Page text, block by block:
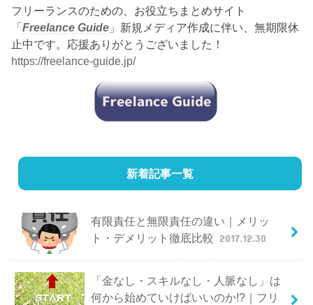
フリーランスのための、お役立ちまとめサイト
「Freelance Guide 」新規メディア作成に伴い、無期限休
止中です。応援ありがとうございました！
https://freelance-guide.jp/
新着記事一覧
有限責任と無限責任の違い｜メリッ
ト・デメリット徹底比較 2017.12.30
「金なし・スキルなし・人脈なし」は
何から始めていけばいいのか!?｜フリ